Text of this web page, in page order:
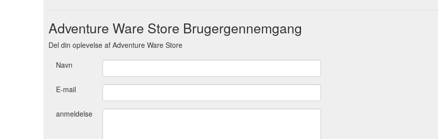
Adventure Ware Store Brugergennemgang
Del din oplevelse af Adventure Ware Store
Navn
E-mail
anmeldelse